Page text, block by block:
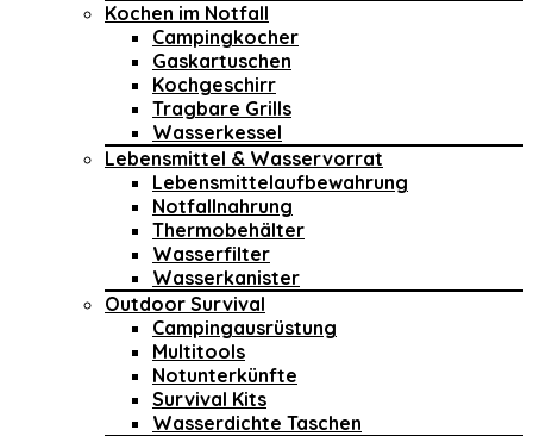
Kochen im Notfall
Campingkocher
Gaskartuschen
Kochgeschirr
Tragbare Grills
Wasserkessel
Lebensmittel & Wasservorrat
Lebensmittelaufbewahrung
Notfallnahrung
Thermobehälter
Wasserfilter
Wasserkanister
Outdoor Survival
Campingausrüstung
Multitools
Notunterkünfte
Survival Kits
Wasserdichte Taschen